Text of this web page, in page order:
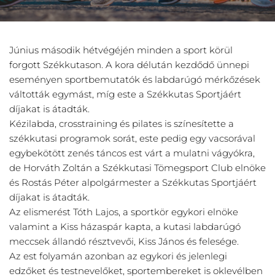
Június második hétvégéjén minden a sport körül
forgott Székkutason. A kora délután kezdődő ünnepi
eseményen sportbemutatók és labdarúgó mérkőzések
váltották egymást, míg este a Székkutas Sportjáért
díjakat is átadták.
Kézilabda, crosstraining és pilates is színesítette a
székkutasi programok sorát, este pedig egy vacsorával
egybekötött zenés táncos est várt a mulatni vágyókra,
de Horváth Zoltán a Székkutasi Tömegsport Club elnöke
és Rostás Péter alpolgármester a Székkutas Sportjáért
díjakat is átadták.
Az elismerést Tóth Lajos, a sportkör egykori elnöke
valamint a Kiss házaspár kapta, a kutasi labdarúgó
meccsek állandó résztvevői, Kiss János és felesége.
Az est folyamán azonban az egykori és jelenlegi
edzőket és testnevelőket, sportembereket is oklevélben